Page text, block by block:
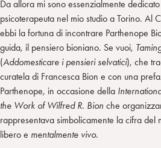
Da allora mi sono essenzialmente
psicoterapeuta nel mio studio a Torino. Al
ebbi la fortuna di incontrare Parthenope
guida, il pensiero bioniano. Se vuoi,
(Addomesticare i pensieri selvatici), che
curatela di Francesca Bion e con una
Parthenope, in occasione della
the Work of Wilfred R. Bion che
rappresentava simbolicamente la cifra del
libero e mentalmente vivo.